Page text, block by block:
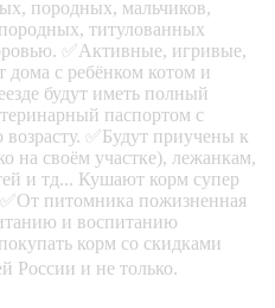
породных, мальчиков,
титулованных
✅️Активные, игривые,
дома с ребёнком котом и
будут иметь полный
паспортом с
✅️Будут приучены к
на своём участке), лежанкам,
и тд... Кушают корм супер
питомника пожизненная
и воспитанию
корм со скидками
России и не только.